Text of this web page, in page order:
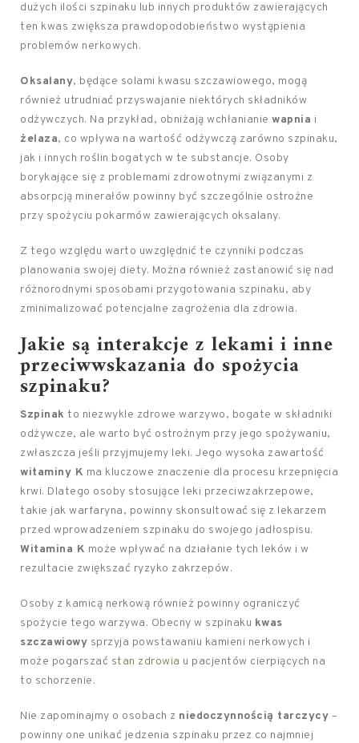
dużych ilości szpinaku lub innych produktów zawierających
ten kwas zwiększa prawdopodobieństwo wystąpienia
problemów nerkowych.
Oksalany, będące solami kwasu szczawiowego, mogą
również utrudniać przyswajanie niektórych składników
odżywczych. Na przykład, obniżają wchłanianie wapnia i
żelaza, co wpływa na wartość odżywczą zarówno szpinaku,
jak i innych roślin bogatych w te substancje. Osoby
borykające się z problemami zdrowotnymi związanymi z
absorpcją minerałów powinny być szczególnie ostrożne
przy spożyciu pokarmów zawierających oksalany.
Z tego względu warto uwzględnić te czynniki podczas
planowania swojej diety. Można również zastanowić się nad
różnorodnymi sposobami przygotowania szpinaku, aby
zminimalizować potencjalne zagrożenia dla zdrowia.
Jakie są interakcje z lekami i inne
przeciwwskazania do spożycia
szpinaku?
Szpinak to niezwykle zdrowe warzywo, bogate w składniki
odżywcze, ale warto być ostrożnym przy jego spożywaniu,
zwłaszcza jeśli przyjmujemy leki. Jego wysoka zawartość
witaminy K ma kluczowe znaczenie dla procesu krzepnięcia
krwi. Dlatego osoby stosujące leki przeciwzakrzepowe,
takie jak warfaryna, powinny skonsultować się z lekarzem
przed wprowadzeniem szpinaku do swojego jadłospisu.
Witamina K może wpływać na działanie tych leków i w
rezultacie zwiększać ryzyko zakrzepów.
Osoby z kamicą nerkową również powinny ograniczyć
spożycie tego warzywa. Obecny w szpinaku kwas
szczawiowy sprzyja powstawaniu kamieni nerkowych i
może pogarszać stan zdrowia u pacjentów cierpiących na
to schorzenie.
Nie zapominajmy o osobach z niedoczynnością tarczycy –
powinny one unikać jedzenia szpinaku przez co najmniej